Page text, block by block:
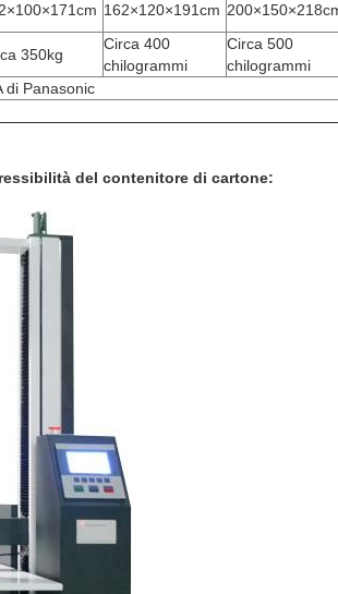
162×120×191cm
350kg
Circa 400
chilogrammi
Circa 500
chilogrammi
di Panasonic
del contenitore di cartone: